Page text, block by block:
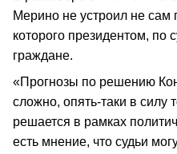
Мерино не устроил не сам
которого президентом, по
граждане.
«Прогнозы по решению
сложно, опять-таки в силу
решается в рамках
есть мнение, что судьи